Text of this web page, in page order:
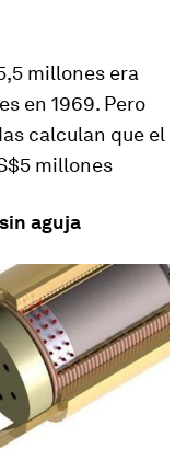
millones era
en 1969. Pero
calculan que el
millones
aguja